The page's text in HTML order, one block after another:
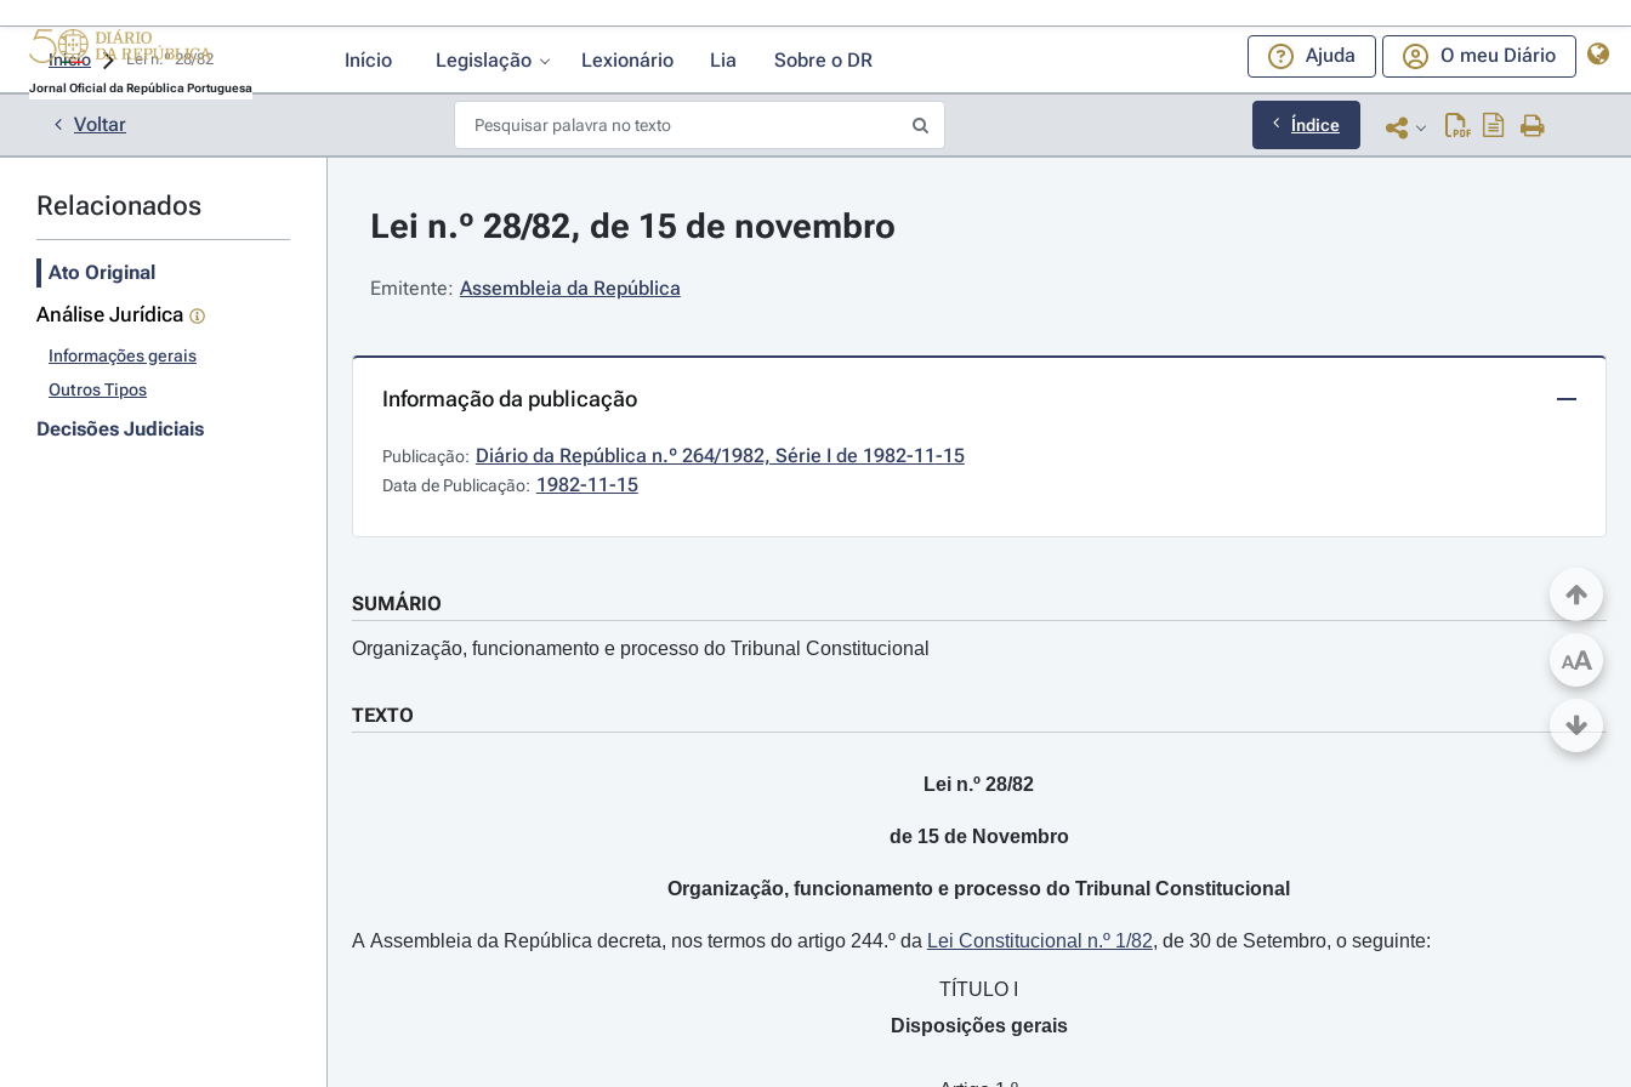
Jornal Oficial da República Portuguesa
Início Legislação Lexionário Lia Sobre o DR Ajuda O meu Diário
Início
Voltar Índice
Relacionados
Ato Original
Análise Jurídica
Informações gerais
Outros Tipos
Decisões Judiciais
Lei n.º 28/82, de 15 de novembro
Emitente: Assembleia da República
Informação da publicação
Publicação: Diário da República n.º 264/1982, Série I de 1982-11-15
Data de Publicação: 1982-11-15
SUMÁRIO
Organização, funcionamento e processo do Tribunal Constitucional
TEXTO
Lei n.º 28/82
de 15 de Novembro
Organização, funcionamento e processo do Tribunal Constitucional
A Assembleia da República decreta, nos termos do artigo 244.º da Lei Constitucional n.º 1/82, de 30 de Setembro, o seguinte:
TÍTULO I
Disposições gerais
AA